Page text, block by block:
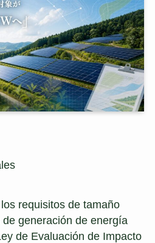
requisitos de tamaño
generación de energía
de Evaluación de Impacto